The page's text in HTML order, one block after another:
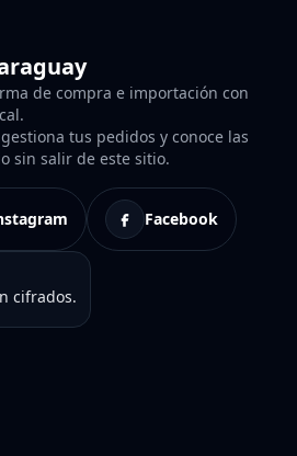
de compra e importación con
tus pedidos y conoce las
sin salir de este sitio.
Facebook
cifrados.